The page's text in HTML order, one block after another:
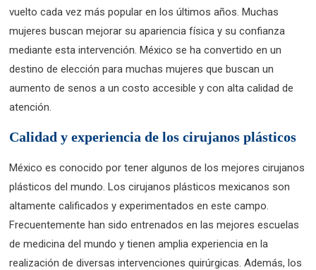
vuelto cada vez más popular en los últimos años. Muchas
mujeres buscan mejorar su apariencia física y su confianza
mediante esta intervención. México se ha convertido en un
destino de elección para muchas mujeres que buscan un
aumento de senos a un costo accesible y con alta calidad de
atención.
Calidad y experiencia de los cirujanos plásticos
México es conocido por tener algunos de los mejores cirujanos
plásticos del mundo. Los cirujanos plásticos mexicanos son
altamente calificados y experimentados en este campo.
Frecuentemente han sido entrenados en las mejores escuelas
de medicina del mundo y tienen amplia experiencia en la
realización de diversas intervenciones quirúrgicas. Además, los